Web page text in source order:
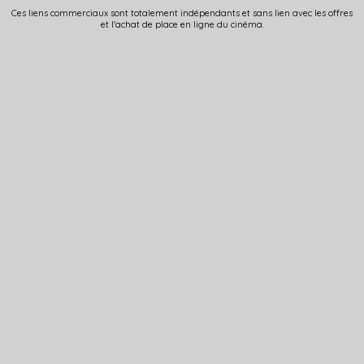
Ces liens commerciaux sont totalement indépendants et sans lien avec les offres
et l'achat de place en ligne du cinéma.